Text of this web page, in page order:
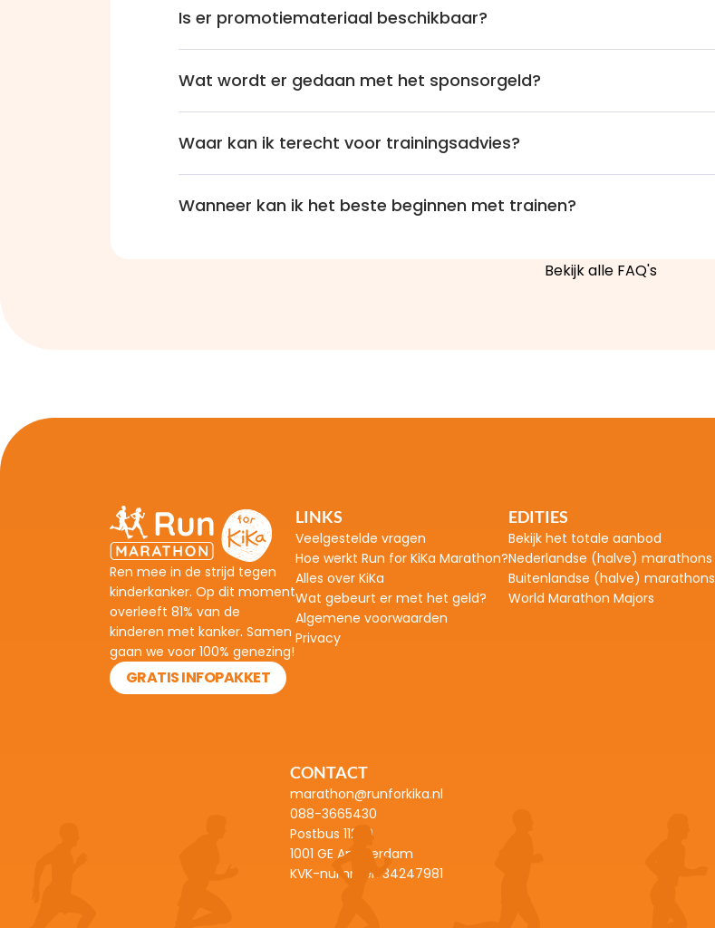
Is er promotiemateriaal beschikbaar?
Wat wordt er gedaan met het sponsorgeld?
Waar kan ik terecht voor trainingsadvies?
Wanneer kan ik het beste beginnen met trainen?
Bekijk alle FAQ's
Ren mee in de strijd tegen
kinderkanker. Op dit moment
overleeft 81% van de
kinderen met kanker. Samen
gaan we voor 100% genezing!
GRATIS INFOPAKKET
LINKS
Veelgestelde vragen
Hoe werkt Run for KiKa Marathon?
Alles over KiKa
Wat gebeurt er met het geld?
Algemene voorwaarden
Privacy
EDITIES
Bekijk het totale aanbod
Nederlandse (halve) marathons
Buitenlandse (halve) marathons
World Marathon Majors
CONTACT
marathon@runforkika.nl
088-3665430
Postbus 11220
1001 GE Amsterdam
KVK-nummer: 34247981